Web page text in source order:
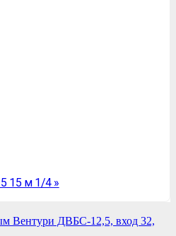
15 м 1/4 »
Вентури ДВБС-12,5, вход 32,